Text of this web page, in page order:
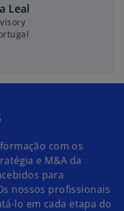
Leal
com os
e M&A da
para
nossos profissionais
lo em cada etapa do